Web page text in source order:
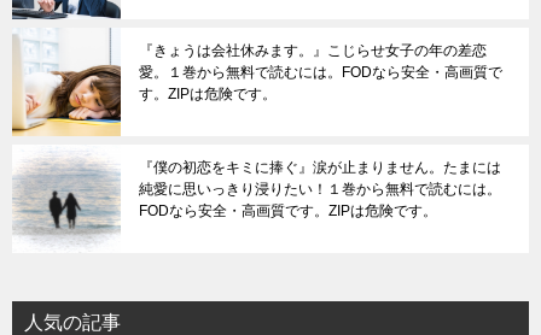
『きょうは会社休みます。』こじらせ女子の年の差恋
愛。１巻から無料で読むには。FODなら安全・高画質で
す。ZIPは危険です。
『僕の初恋をキミに捧ぐ』涙が止まりません。たまには
純愛に思いっきり浸りたい！１巻から無料で読むには。
FODなら安全・高画質です。ZIPは危険です。
人気の記事